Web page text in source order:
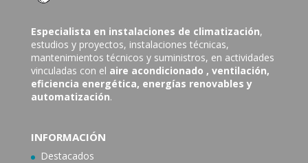
Especialista en instalaciones de climatización,
estudios y proyectos, instalaciones técnicas,
mantenimientos técnicos y suministros, en actividades
vinculadas con el aire acondicionado , ventilación,
eficiencia energética, energías renovables y
automatización.
INFORMACIÓN
Destacados